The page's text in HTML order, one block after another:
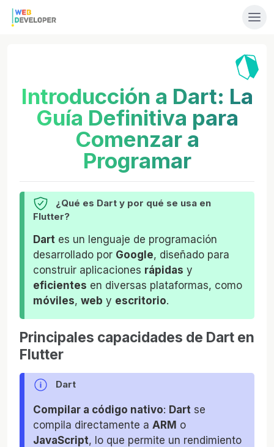
Introducción a Dart: La
Guía Definitiva para
Comenzar a
Programar
¿Qué es Dart y por qué se usa en
Flutter?
Dart es un lenguaje de programación
desarrollado por Google, diseñado para
construir aplicaciones rápidas y
eficientes en diversas plataformas, como
móviles,web y escritorio.
Principales capacidades de Dart en
Flutter
Dart
Compilar a código nativo: Dart se
compila directamente aARM o
JavaScript, lo que permite un rendimiento